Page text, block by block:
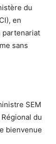
du
en
partenariat
sans
SEM
du
bienvenue